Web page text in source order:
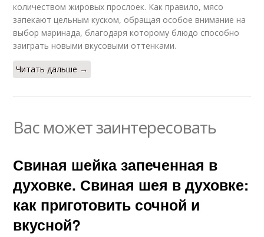
количеством жировых прослоек. Как правило, мясо
запекают цельным куском, обращая особое внимание на
выбор маринада, благодаря которому блюдо способно
заиграть новыми вкусовыми оттенками.
Читать дальше →
Вас может заинтересовать
Свиная шейка запеченная в
духовке. Свиная шея в духовке:
как приготовить сочной и
вкусной?